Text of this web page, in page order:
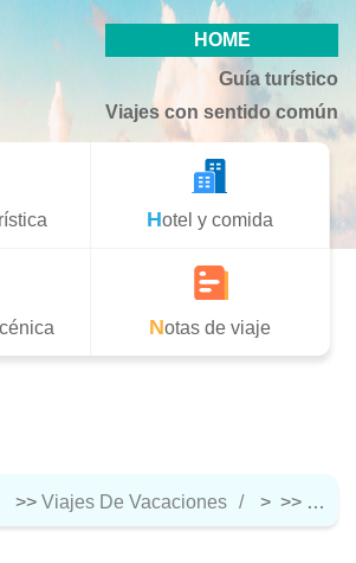
HOME
Guía turístico
Viajes con sentido común
Hotel y comida
Notas de viaje
>> Viajes De Vacaciones > >>